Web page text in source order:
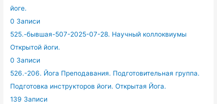
йоге.
0 Записи
525.-бывшая-507-2025-07-28. Научный коллоквиумы
Открытой йоги.
0 Записи
526.-206. Йога Преподавания. Подготовительная группа.
Подготовка инструкторов йоги. Открытая Йога.
139 Записи